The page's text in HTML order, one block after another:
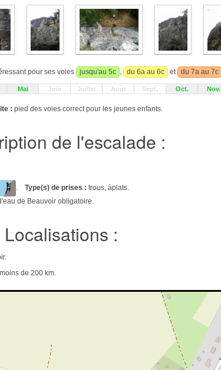
pour ses voies jusqu'au 5c , du 6a au 6c et du 7a au 7c
Mai Juin Juillet Août Sept. Oct. Nov.
: pied des voies correct pour les jeunes enfants.
de l'escalade :
. Type(s) de prises : trous, àplats.
de Beauvoir obligatoire.
Localisations :
de 200 km.